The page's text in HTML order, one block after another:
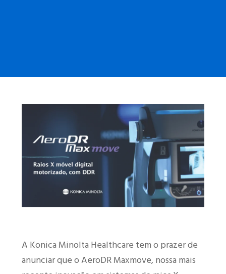
A Konica Minolta Healthcare tem o prazer de
anunciar que o AeroDR Maxmove, nossa mais